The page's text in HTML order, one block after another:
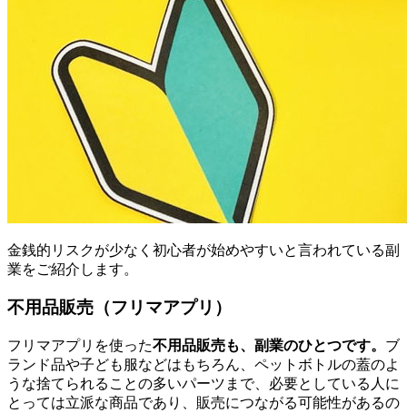
金銭的リスクが少なく初心者が始めやすいと言われている副
業をご紹介します。
不用品販売（フリマアプリ）
フリマアプリを使った不用品販売も、副業のひとつです。 ブ
ランド品や子ども服などはもちろん、ペットボトルの蓋のよ
うな捨てられることの多いパーツまで、必要としている人に
とっては立派な商品であり、販売につながる可能性があるの